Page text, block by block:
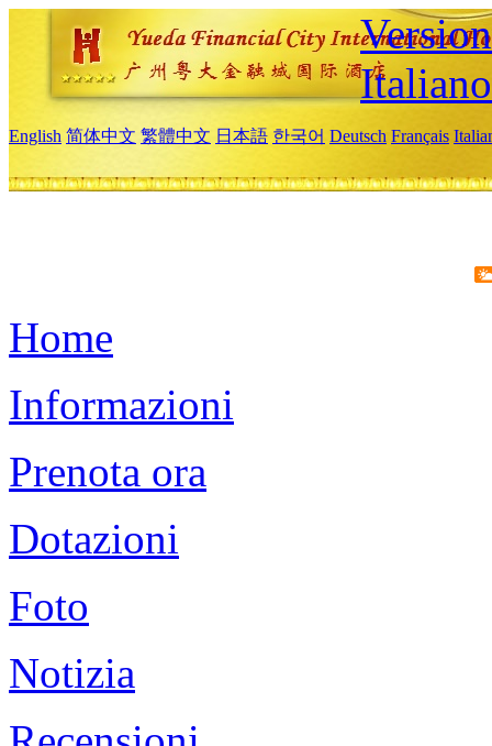
Italiano
English 简体中文 繁體中文 日本語 한국어 Deutsch Français
Home
Informazioni
Prenota ora
Dotazioni
Foto
Notizia